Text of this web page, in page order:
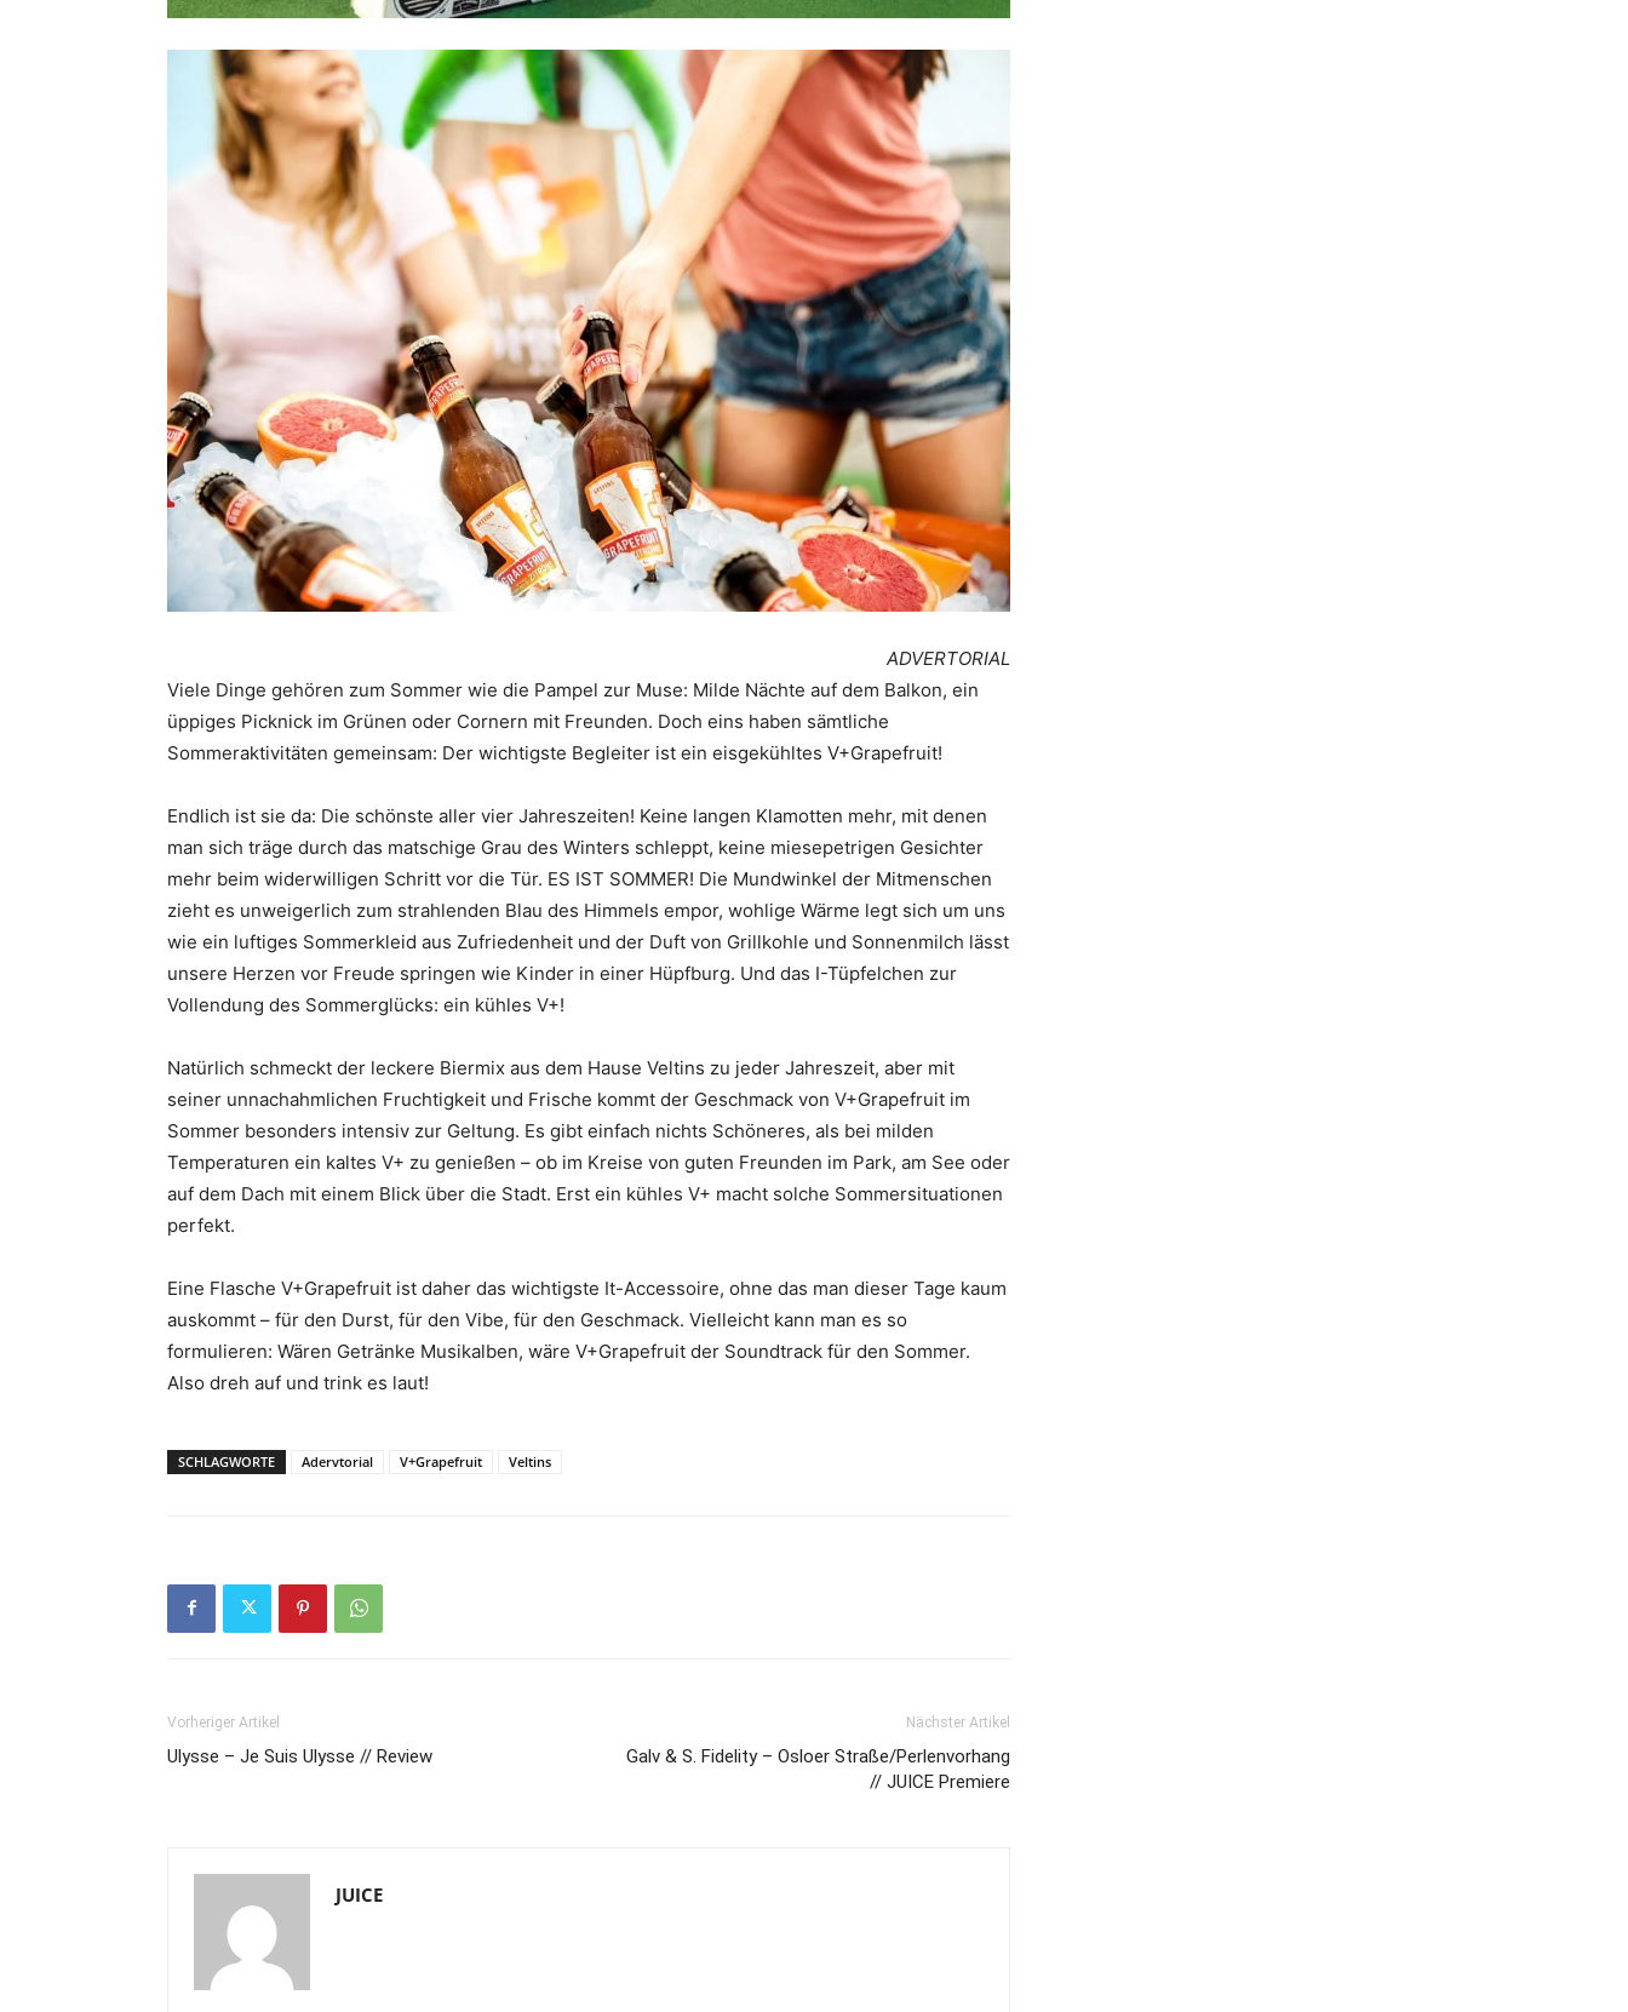
ADVERTORIAL
Viele Dinge gehören zum Sommer wie die Pampel zur Muse: Milde Nächte auf dem Balkon, ein
üppiges Picknick im Grünen oder Cornern mit Freunden. Doch eins haben sämtliche
Sommeraktivitäten gemeinsam: Der wichtigste Begleiter ist ein eisgekühltes V+Grapefruit!
Endlich ist sie da: Die schönste aller vier Jahreszeiten! Keine langen Klamotten mehr, mit denen
man sich träge durch das matschige Grau des Winters schleppt, keine miesepetrigen Gesichter
mehr beim widerwilligen Schritt vor die Tür. ES IST SOMMER! Die Mundwinkel der Mitmenschen
zieht es unweigerlich zum strahlenden Blau des Himmels empor, wohlige Wärme legt sich um uns
wie ein luftiges Sommerkleid aus Zufriedenheit und der Duft von Grillkohle und Sonnenmilch lässt
unsere Herzen vor Freude springen wie Kinder in einer Hüpfburg. Und das I-Tüpfelchen zur
Vollendung des Sommerglücks: ein kühles V+!
Natürlich schmeckt der leckere Biermix aus dem Hause Veltins zu jeder Jahreszeit, aber mit
seiner unnachahmlichen Fruchtigkeit und Frische kommt der Geschmack von V+Grapefruit im
Sommer besonders intensiv zur Geltung. Es gibt einfach nichts Schöneres, als bei milden
Temperaturen ein kaltes V+ zu genießen – ob im Kreise von guten Freunden im Park, am See oder
auf dem Dach mit einem Blick über die Stadt. Erst ein kühles V+ macht solche Sommersituationen
perfekt.
Eine Flasche V+Grapefruit ist daher das wichtigste It-Accessoire, ohne das man dieser Tage kaum
auskommt – für den Durst, für den Vibe, für den Geschmack. Vielleicht kann man es so
formulieren: Wären Getränke Musikalben, wäre V+Grapefruit der Soundtrack für den Sommer.
Also dreh auf und trink es laut!
SCHLAGWORTE Adervtorial V+Grapefruit Veltins
Vorheriger Artikel
Ulysse – Je Suis Ulysse // Review
Nächster Artikel
Galv & S. Fidelity – Osloer Straße/Perlenvorhang
// JUICE Premiere
JUICE